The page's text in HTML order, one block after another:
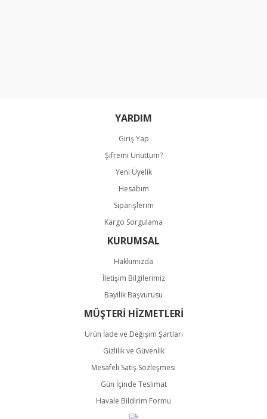
Bu ürüne benzer farklı alternatifler olmalı.
Gönder
YARDIM
Giriş Yap
Şifremi Unuttum?
Yeni Üyelik
Hesabım
Siparişlerim
Kargo Sorgulama
KURUMSAL
Hakkımızda
İletişim Bilgilerimiz
Bayilik Başvurusu
MÜŞTERİ HİZMETLERİ
Ürün İade ve Değişim Şartları
Gizlilik ve Güvenlik
Mesafeli Satış Sözleşmesi
Gün İçinde Teslimat
Havale Bildirim Formu